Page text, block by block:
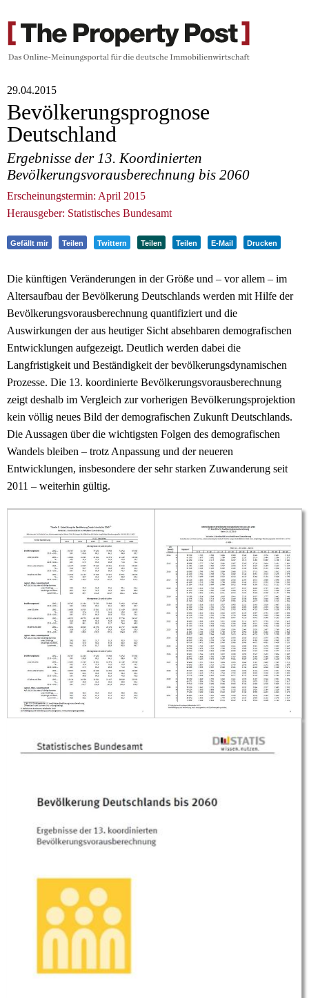
29.04.2015
Bevölkerungsprognose
Deutschland
Ergebnisse der 13. Koordinierten
Bevölkerungsvorausberechnung bis 2060
Erscheinungstermin: April 2015
Herausgeber: Statistisches Bundesamt
Gefällt mir Teilen Twittern Teilen Teilen E-Mail Drucken
Die künftigen Veränderungen in der Größe und – vor allem – im
Altersaufbau der Bevölkerung Deutschlands werden mit Hilfe der
Bevölkerungsvorausberechnung quantifiziert und die
Auswirkungen der aus heutiger Sicht absehbaren demografischen
Entwicklungen aufgezeigt. Deutlich werden dabei die
Langfristigkeit und Beständigkeit der bevölkerungsdynamischen
Prozesse. Die 13. koordinierte Bevölkerungsvorausberechnung
zeigt deshalb im Vergleich zur vorherigen Bevölkerungsprojektion
kein völlig neues Bild der demografischen Zukunft Deutschlands.
Die Aussagen über die wichtigsten Folgen des demografischen
Wandels bleiben – trotz Anpassung und der neueren
Entwicklungen, insbesondere der sehr starken Zuwanderung seit
2011 – weiterhin gültig.